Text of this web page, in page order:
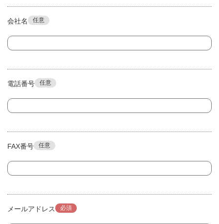
会社名 任意
電話番号 任意
FAX番号 任意
メールアドレス 必須